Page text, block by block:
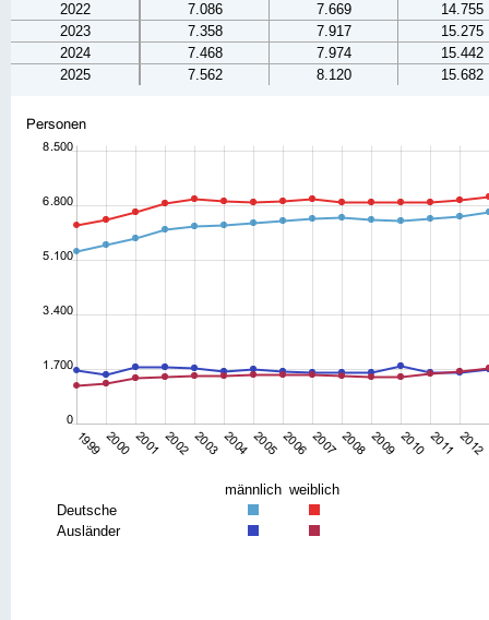
2022
7.086 7.669
14.755
2023
7.358 7.917
15.275
2024
7.468 7.974
15.442
2025
7.562 8.120 15.682
männlich weiblich
Deutsche
Ausländer